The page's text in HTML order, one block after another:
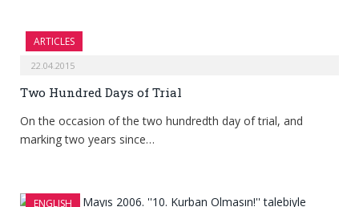
ARTICLES
22.04.2015
Two Hundred Days of Trial
On the occasion of the two hundredth day of trial, and
marking two years since…
ENGLISH